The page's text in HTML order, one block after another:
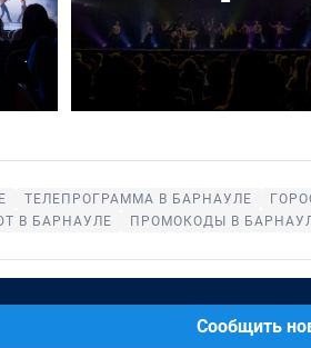
ТЕЛЕПРОГРАММА В БАРНАУЛЕ
В БАРНАУЛЕ
ПРОМОКОДЫ В
Сообщить